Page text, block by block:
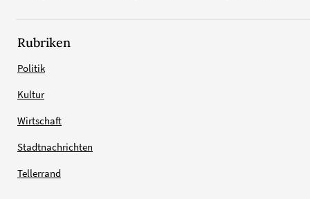
Rubriken
Politik
Kultur
Wirtschaft
Stadtnachrichten
Tellerrand